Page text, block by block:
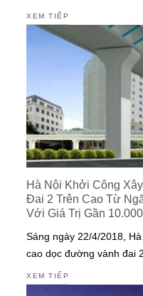
XEM TIẾP
Hà Nội Khởi Công
Đai 2 Trên Cao Từ
Với Giá Trị Gần
Sáng ngày 22/4/2018,
cao dọc đường vành đai
XEM TIẾP